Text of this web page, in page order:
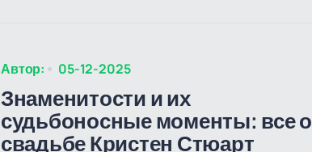
Автор: 05-12-2025
Знаменитости и их
судьбоносные моменты: все о
свадьбе Кристен Стюарт